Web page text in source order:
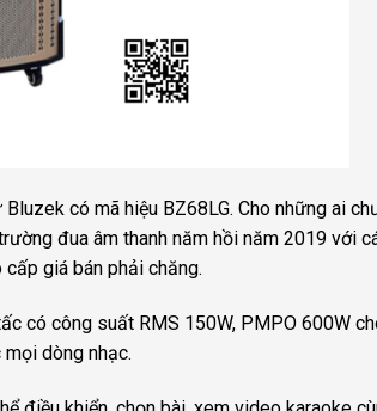
Bluzek có mã hiệu BZ68LG. Cho những ai
đua âm thanh năm hồi năm 2019 với
giá bán phải chăng.
có công suất RMS 150W, PMPO 600W
dòng nhạc.